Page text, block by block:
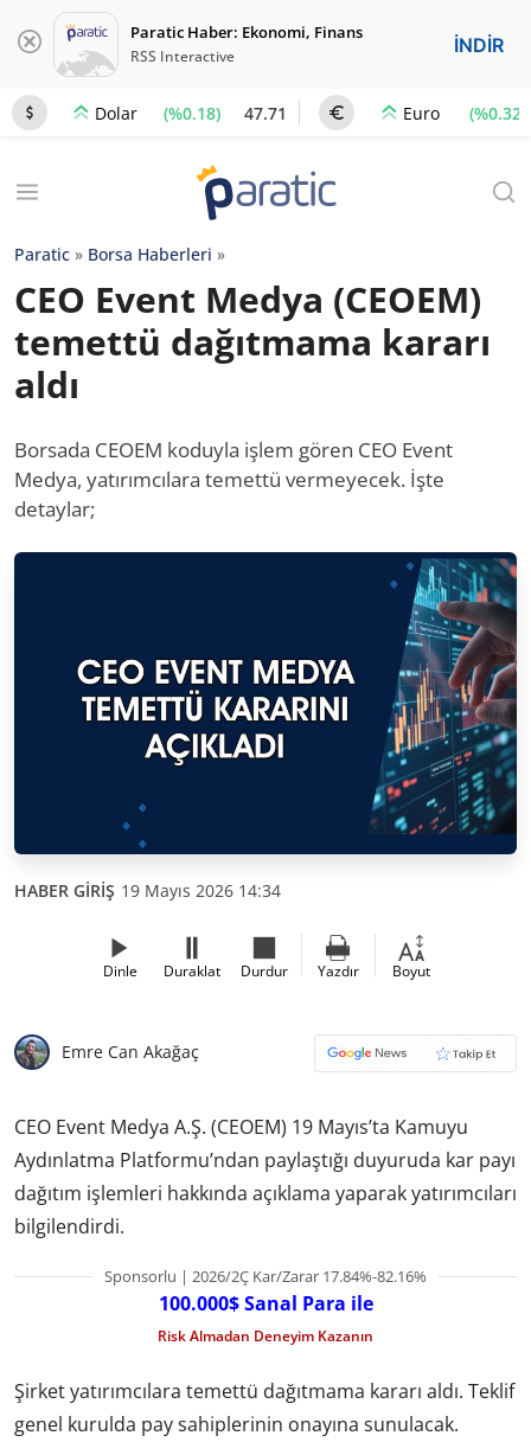
Paratic Haber: Ekonomi, Finans
RSS Interactive İNDİR
Dolar (%0.18) 47.71 Euro (%0.32)
Paratic » Borsa Haberleri »
CEO Event Medya (CEOEM)
temettü dağıtmama kararı
aldı
Borsada CEOEM koduyla işlem gören CEO Event
Medya, yatırımcılara temettü vermeyecek. İşte
detaylar;
HABER GİRİŞ 19 Mayıs 2026 14:34
Dinle Duraklat Durdur Yazdır Boyut
Emre Can Akağaç
CEO Event Medya A.Ş. (CEOEM) 19 Mayıs’ta Kamuyu
Aydınlatma Platformu’ndan paylaştığı duyuruda kar payı
dağıtım işlemleri hakkında açıklama yaparak yatırımcıları
bilgilendirdi.
Sponsorlu | 2026/2Ç Kar/Zarar 17.84%-82.16%
100.000$ Sanal Para ile
Risk Almadan Deneyim Kazanın
Şirket yatırımcılara temettü dağıtmama kararı aldı. Teklif
genel kurulda pay sahiplerinin onayına sunulacak.